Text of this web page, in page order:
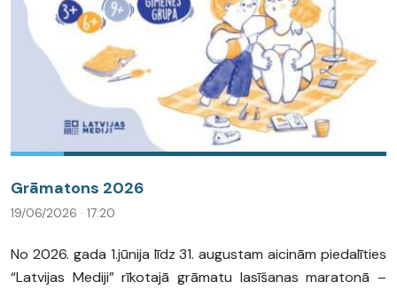
Grāmatons 2026
19/06/2026 · 17:20
No 2026. gada 1.jūnija līdz 31. augustam aicinām piedalīties
“Latvijas Mediji” rīkotajā grāmatu lasīšanas maratonā –